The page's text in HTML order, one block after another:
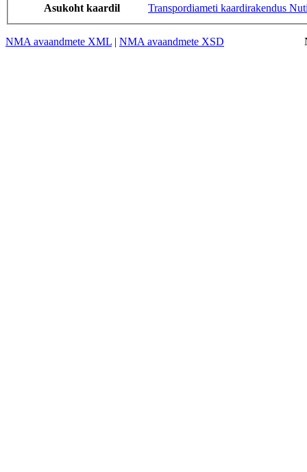
Asukoht kaardil
Transpordiameti kaardirakendus
NMA avaandmete XML | NMA avaandmete XSD